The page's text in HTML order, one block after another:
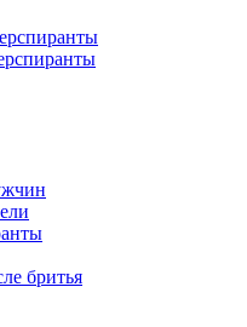
бритья